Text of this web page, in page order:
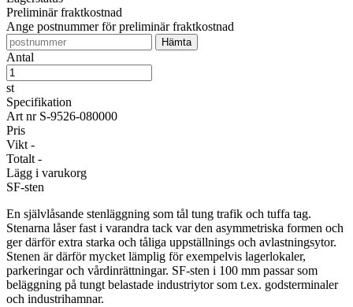
Preliminär fraktkostnad
Ange postnummer för preliminär fraktkostnad
Antal
st
Specifikation
Art nr S-9526-080000
Pris
Vikt -
Totalt -
Lägg i varukorg
SF-sten
En självlåsande stenläggning som tål tung trafik och tuffa tag.
Stenarna låser fast i varandra tack var den asymmetriska formen och
ger därför extra starka och tåliga uppställnings och avlastningsytor.
Stenen är därför mycket lämplig för exempelvis lagerlokaler,
parkeringar och vårdinrättningar. SF-sten i 100 mm passar som
beläggning på tungt belastade industriytor som t.ex. godsterminaler
och industrihamnar.